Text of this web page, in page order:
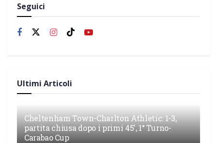
Seguici
Ultimi Articoli
Cheltenham Town-Charlton Athletic: 1-3,
partita chiusa dopo i primi 45′, 1° Turno-
Carabao Cup